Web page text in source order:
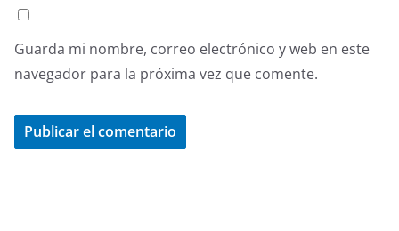
Guarda mi nombre, correo electrónico y web en este
navegador para la próxima vez que comente.